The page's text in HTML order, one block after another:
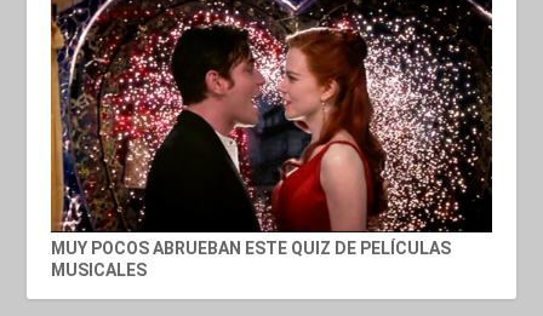
MUY POCOS ABRUEBAN ESTE QUIZ DE PELÍCULAS
MUSICALES